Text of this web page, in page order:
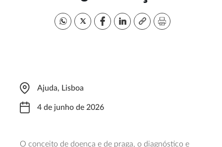
Ajuda, Lisboa
4 de junho de 2026
O conceito de doença e de praga, o diagnóstico e